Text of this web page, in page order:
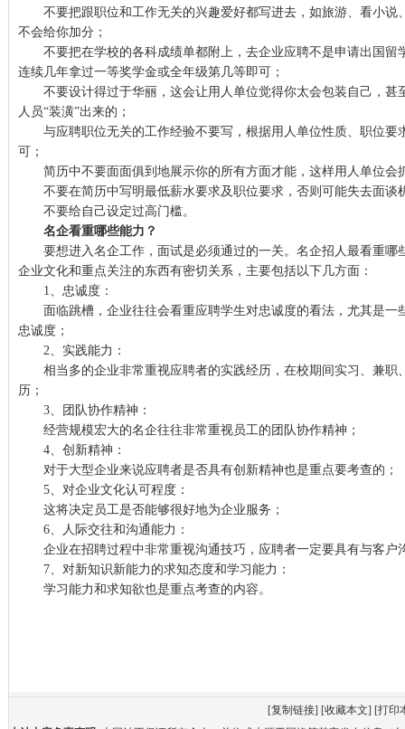
不要把跟职位和工作无关的兴趣爱好都写进去，如旅游、看小说
不会给你加分；
不要把在学校的各科成绩单都附上，去企业应聘不是申请出国留
连续几年拿过一等奖学金或全年级第几等即可；
不要设计得过于华丽，这会让用人单位觉得你太会包装自己，甚
人员“装潢”出来的；
与应聘职位无关的工作经验不要写，根据用人单位性质、职位要
可；
简历中不要面面俱到地展示你的所有方面才能，这样用人单位会
不要在简历中写明最低薪水要求及职位要求，否则可能失去面谈
不要给自己设定过高门槛。
名企看重哪些能力？
要想进入名企工作，面试是必须通过的一关。名企招人最看重哪
企业文化和重点关注的东西有密切关系，主要包括以下几方面：
1、忠诚度：
面临跳槽，企业往往会看重应聘学生对忠诚度的看法，尤其是一
忠诚度；
2、实践能力：
相当多的企业非常重视应聘者的实践经历，在校期间实习、兼职
历；
3、团队协作精神：
经营规模宏大的名企往往非常重视员工的团队协作精神；
4、创新精神：
对于大型企业来说应聘者是否具有创新精神也是重点要考查的；
5、对企业文化认可程度：
这将决定员工是否能够很好地为企业服务；
6、人际交往和沟通能力：
企业在招聘过程中非常重视沟通技巧，应聘者一定要具有与客户
7、对新知识新能力的求知态度和学习能力：
学习能力和求知欲也是重点考查的内容。
[复制链接] [收藏本文] [打印